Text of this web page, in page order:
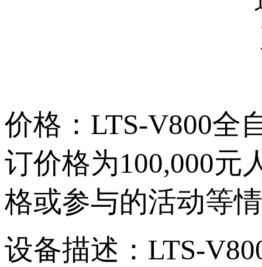
价格：LTS-V800
订价格为100,000元人
格或参与的活动等情况
设备描述：